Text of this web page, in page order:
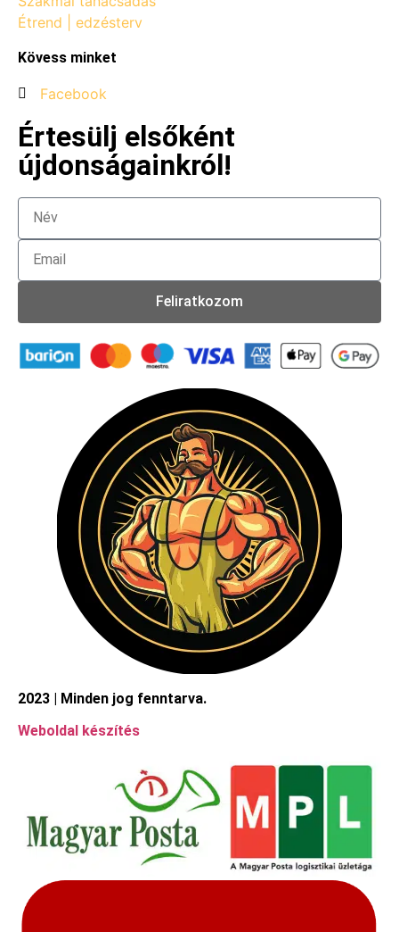
Étrend | edzésterv
Kövess minket
Facebook
Értesülj elsőként
újdonságainkról!
Feliratkozom
2023 | Minden jog fenntarva.
Weboldal készítés